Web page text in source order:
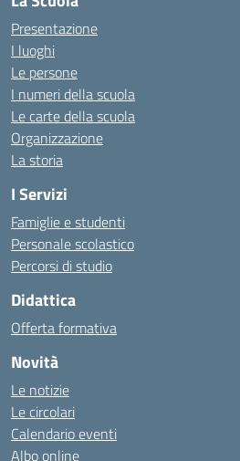
Presentazione
I luoghi
Le persone
I numeri della scuola
Le carte della scuola
Organizzazione
La storia
I Servizi
Famiglie e studenti
Personale scolastico
Percorsi di studio
Didattica
Offerta formativa
Novità
Le notizie
Le circolari
Calendario eventi
Albo online